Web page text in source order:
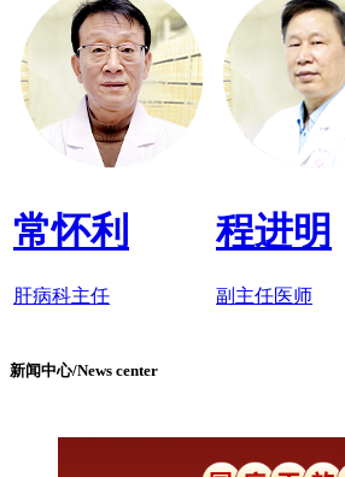
常怀利
肝病科主任
程进明
副主任医师
新闻中心/News center